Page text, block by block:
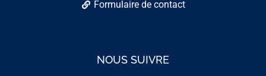
Formulaire de contact
NOUS SUIVRE